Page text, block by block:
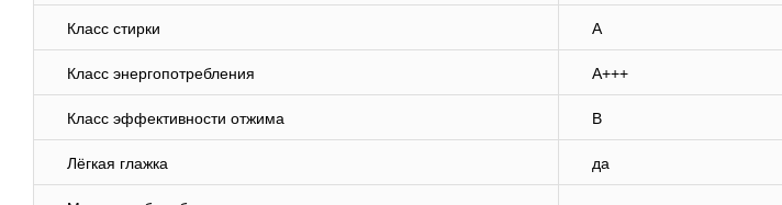
Класс стирки A
Класс энергопотребления A+++
Класс эффективности отжима B
Лёгкая глажка да